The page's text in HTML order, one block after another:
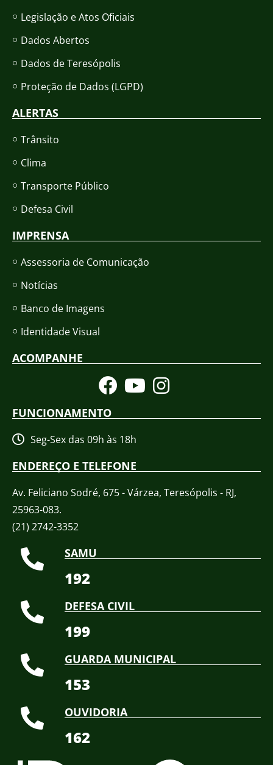
Legislação e Atos Oficiais
Dados Abertos
Dados de Teresópolis
Proteção de Dados (LGPD)
ALERTAS
Trânsito
Clima
Transporte Público
Defesa Civil
IMPRENSA
Assessoria de Comunicação
Notícias
Banco de Imagens
Identidade Visual
ACOMPANHE
FUNCIONAMENTO
Seg-Sex das 09h às 18h
ENDEREÇO E TELEFONE
Av. Feliciano Sodré, 675 - Várzea, Teresópolis - RJ,
25963-083.
(21) 2742-3352​
SAMU
192
DEFESA CIVIL
199
GUARDA MUNICIPAL
153
OUVIDORIA
162